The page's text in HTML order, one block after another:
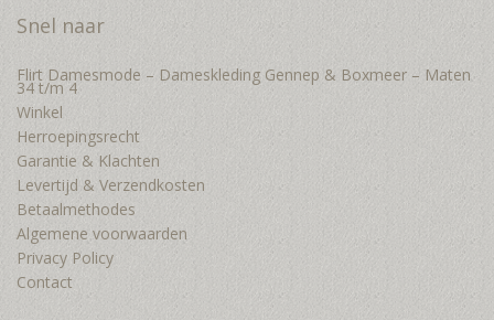
Snel naar
Flirt Damesmode – Dameskleding Gennep & Boxmeer – Maten
34 t/m 4
Winkel
Herroepingsrecht
Garantie & Klachten
Levertijd & Verzendkosten
Betaalmethodes
Algemene voorwaarden
Privacy Policy
Contact